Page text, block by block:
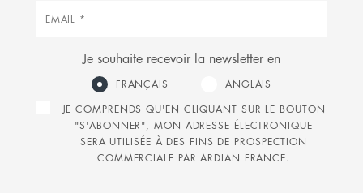
Courriel
Je souhaite recevoir la newsletter en
FRANÇAIS
ANGLAIS
JE COMPRENDS QU'EN CLIQUANT SUR LE BOUTON
"S'ABONNER", MON ADRESSE ÉLECTRONIQUE
SERA UTILISÉE À DES FINS DE PROSPECTION
COMMERCIALE PAR ARDIAN FRANCE.